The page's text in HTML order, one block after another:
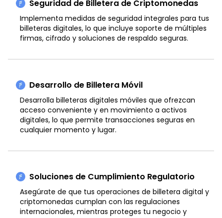
Seguridad de Billetera de Criptomonedas
Implementa medidas de seguridad integrales para tus
billeteras digitales, lo que incluye soporte de múltiples
firmas, cifrado y soluciones de respaldo seguras.
Desarrollo de Billetera Móvil
Desarrolla billeteras digitales móviles que ofrezcan
acceso conveniente y en movimiento a activos
digitales, lo que permite transacciones seguras en
cualquier momento y lugar.
Soluciones de Cumplimiento Regulatorio
Asegúrate de que tus operaciones de billetera digital y
criptomonedas cumplan con las regulaciones
internacionales, mientras proteges tu negocio y